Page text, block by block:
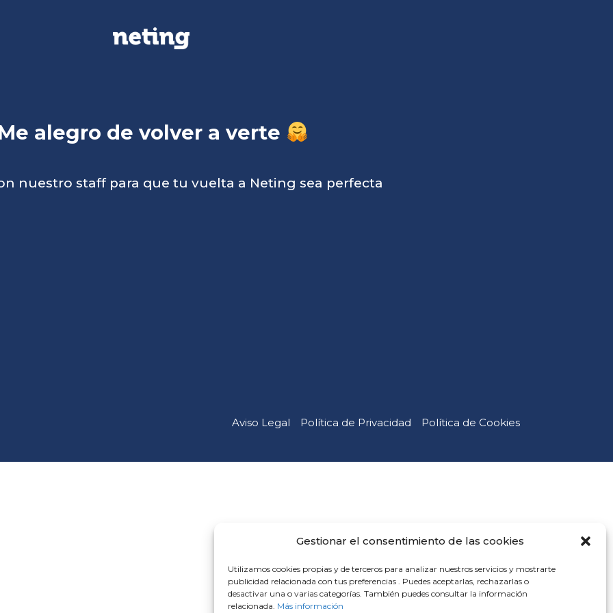
Gestionar el consentimiento de las cookies
Utilizamos cookies propias y de terceros para analizar nuestros servicios y mostrarte
publicidad relacionada con tus preferencias . Puedes aceptarlas, rechazarlas o
desactivar una o varias categorías. También puedes consultar la información
relacionada. Más información
alegro de volver a verte
nuestro staff para que tu vuelta a Neting sea perfecta
Aviso Legal Política de Privacidad Política de Cookies